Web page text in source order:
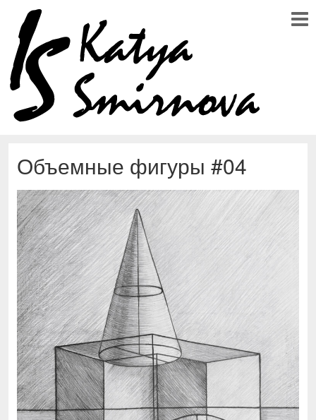
Объемные фигуры #04